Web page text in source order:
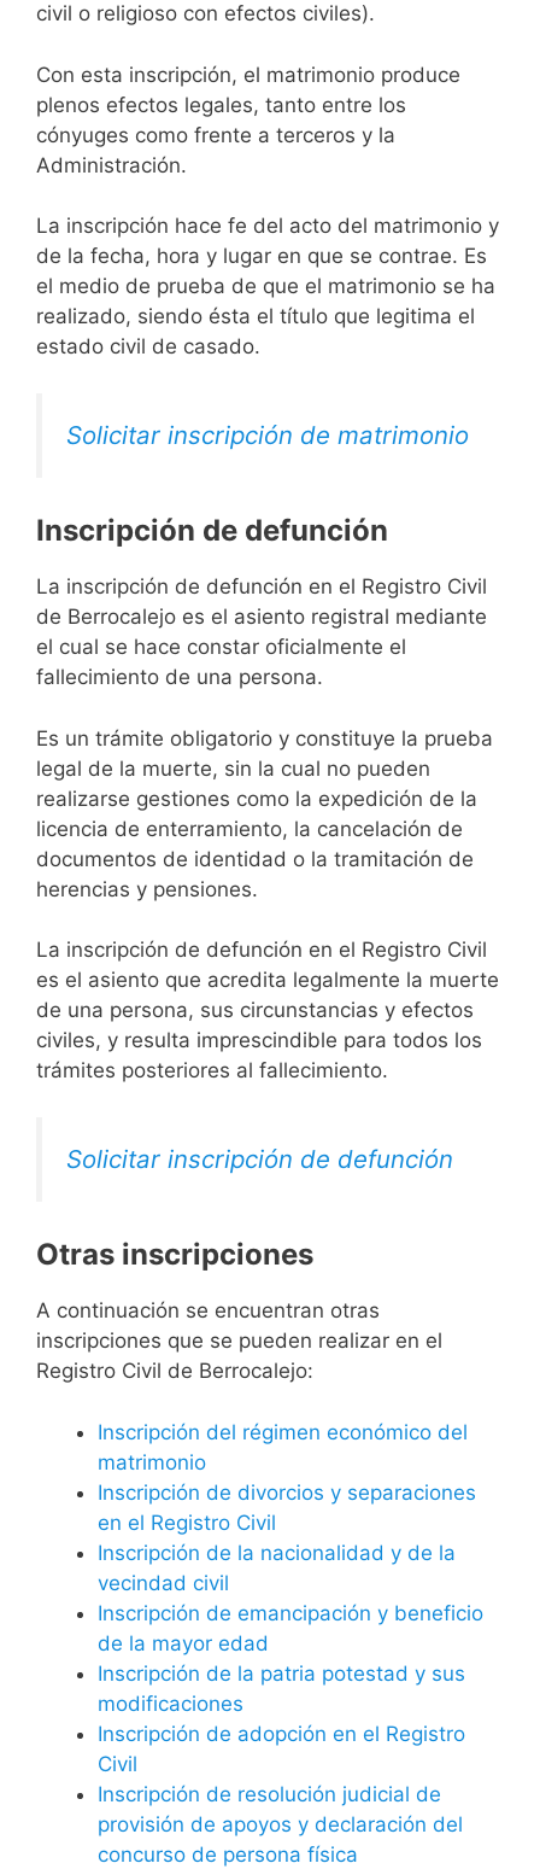
civil o religioso con efectos civiles).
Con esta inscripción, el matrimonio produce
plenos efectos legales, tanto entre los
cónyuges como frente a terceros y la
Administración.
La inscripción hace fe del acto del matrimonio y
de la fecha, hora y lugar en que se contrae. Es
el medio de prueba de que el matrimonio se ha
realizado, siendo ésta el título que legitima el
estado civil de casado.
Solicitar inscripción de matrimonio
Inscripción de defunción
La inscripción de defunción en el Registro Civil
de Berrocalejo es el asiento registral mediante
el cual se hace constar oficialmente el
fallecimiento de una persona.
Es un trámite obligatorio y constituye la prueba
legal de la muerte, sin la cual no pueden
realizarse gestiones como la expedición de la
licencia de enterramiento, la cancelación de
documentos de identidad o la tramitación de
herencias y pensiones.
La inscripción de defunción en el Registro Civil
es el asiento que acredita legalmente la muerte
de una persona, sus circunstancias y efectos
civiles, y resulta imprescindible para todos los
trámites posteriores al fallecimiento.
Solicitar inscripción de defunción
Otras inscripciones
A continuación se encuentran otras
inscripciones que se pueden realizar en el
Registro Civil de Berrocalejo:
Inscripción del régimen económico del
matrimonio
Inscripción de divorcios y separaciones
en el Registro Civil
Inscripción de la nacionalidad y de la
vecindad civil
Inscripción de emancipación y beneficio
de la mayor edad
Inscripción de la patria potestad y sus
modificaciones
Inscripción de adopción en el Registro
Civil
Inscripción de resolución judicial de
provisión de apoyos y declaración del
concurso de persona física